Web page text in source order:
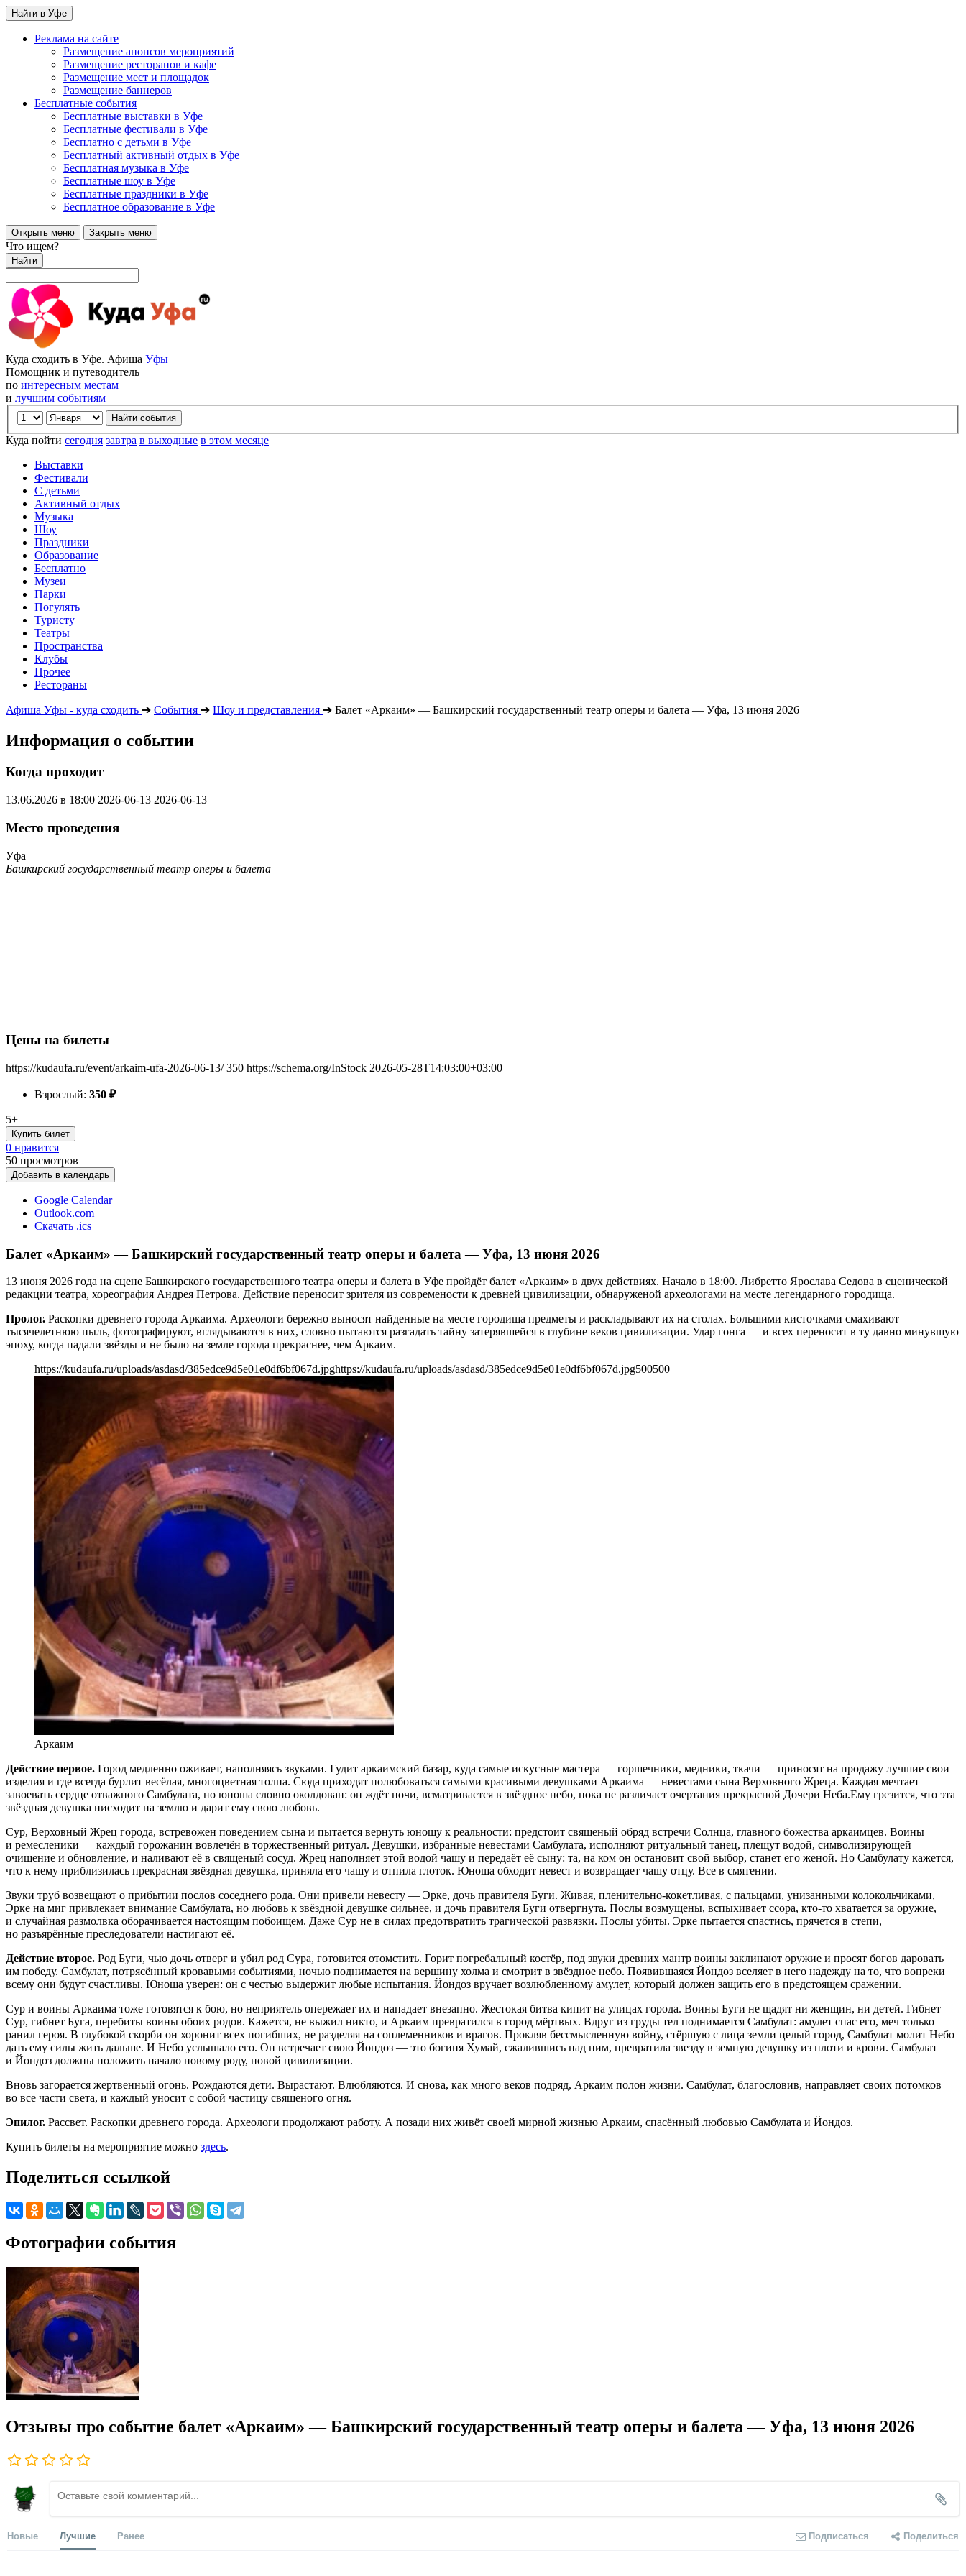
Найти в Уфе
Реклама на сайте
Размещение анонсов мероприятий
Размещение ресторанов и кафе
Размещение мест и площадок
Размещение баннеров
Бесплатные события
Бесплатные выставки в Уфе
Бесплатные фестивали в Уфе
Бесплатно с детьми в Уфе
Бесплатный активный отдых в Уфе
Бесплатная музыка в Уфе
Бесплатные шоу в Уфе
Бесплатные праздники в Уфе
Бесплатное образование в Уфе
Открыть меню Закрыть меню
Что ищем?
Найти
Куда сходить в Уфе. Афиша Уфы
Помощник и путеводитель
по интересным местам
и лучшим событиям
Куда пойти сегодня завтра в выходные в этом месяце
Выставки
Фестивали
С детьми
Активный отдых
Музыка
Шоу
Праздники
Образование
Бесплатно
Музеи
Парки
Погулять
Туристу
Театры
Пространства
Клубы
Прочее
Рестораны
Афиша Уфы - куда сходить ➔ События ➔ Шоу и представления ➔ Балет «Аркаим» — Башкирский государственный театр оперы и балета — Уфа, 13 июня 2026
Информация о событии
Когда проходит
13.06.2026 в 18:00 2026-06-13 2026-06-13
Место проведения
Уфа
Башкирский государственный театр оперы и балета
Цены на билеты
https://kudaufa.ru/event/arkaim-ufa-2026-06-13/ 350 https://schema.org/InStock 2026-05-28T14:03:00+03:00
Взрослый: 350 ₽
5+
Купить билет
0 нравится
50 просмотров
Добавить в календарь
Google Calendar
Outlook.com
Скачать .ics
Балет «Аркаим» — Башкирский государственный театр оперы и балета — Уфа, 13 июня 2026
13 июня 2026 года на сцене Башкирского государственного театра оперы и балета в Уфе пройдёт балет «Аркаим» в двух действиях. Начало в 18:00. Либретто Ярослава Седова в сценической
редакции театра, хореография Андрея Петрова. Действие переносит зрителя из современости к древней цивилизации, обнаруженой археологами на месте легендарного городища.
Пролог. Раскопки древнего города Аркаима. Археологи бережно выносят найденные на месте городища предметы и раскладывают их на столах. Большими кисточками смахивают
тысячелетнюю пыль, фотографируют, вглядываются в них, словно пытаются разгадать тайну затерявшейся в глубине веков цивилизации. Удар гонга — и всех переносит в ту давно минувшую
эпоху, когда падали звёзды и не было на земле города прекраснее, чем Аркаим.
https://kudaufa.ru/uploads/asdasd/385edce9d5e01e0df6bf067d.jpghttps://kudaufa.ru/uploads/asdasd/385edce9d5e01e0df6bf067d.jpg500500
Аркаим
Действие первое. Город медленно оживает, наполняясь звуками. Гудит аркаимский базар, куда самые искусные мастера — горшечники, медники, ткачи — приносят на продажу лучшие свои
изделия и где всегда бурлит весёлая, многоцветная толпа. Сюда приходят полюбоваться самыми красивыми девушками Аркаима — невестами сына Верховного Жреца. Каждая мечтает
завоевать сердце отважного Самбулата, но юноша словно околдован: он ждёт ночи, всматривается в звёздное небо, пока не различает очертания прекрасной Дочери Неба.Ему грезится, что эта
звёздная девушка нисходит на землю и дарит ему свою любовь.
Сур, Верховный Жрец города, встревожен поведением сына и пытается вернуть юношу к реальности: предстоит священый обряд встречи Солнца, главного божества аркаимцев. Воины
и ремесленики — каждый горожанин вовлечён в торжественный ритуал. Девушки, избранные невестами Самбулата, исполняют ритуальный танец, плещут водой, символизирующей
очищение и обновление, и наливают её в священый сосуд. Жрец наполняет этой водой чашу и передаёт её сыну: та, на ком он остановит свой выбор, станет его женой. Но Самбулату кажется,
что к нему приблизилась прекрасная звёздная девушка, приняла его чашу и отпила глоток. Юноша обходит невест и возвращает чашу отцу. Все в смятении.
Звуки труб возвещают о прибытии послов соседнего рода. Они привели невесту — Эрке, дочь правителя Буги. Живая, пленительно-кокетливая, с пальцами, унизанными колокольчиками,
Эрке на миг привлекает внимание Самбулата, но любовь к звёздной девушке сильнее, и дочь правителя Буги отвергнута. Послы возмущены, вспыхивает ссора, кто-то хватается за оружие,
и случайная размолвка оборачивается настоящим побоищем. Даже Сур не в силах предотвратить трагической развязки. Послы убиты. Эрке пытается спастись, прячется в степи,
но разъярённые преследователи настигают её.
Действие второе. Род Буги, чью дочь отверг и убил род Сура, готовится отомстить. Горит погребальный костёр, под звуки древних мантр воины заклинают оружие и просят богов даровать
им победу. Самбулат, потрясённый кровавыми событиями, ночью поднимается на вершину холма и смотрит в звёздное небо. Появившаяся Йондоз вселяет в него надежду на то, что вопреки
всему они будут счастливы. Юноша уверен: он с честью выдержит любые испытания. Йондоз вручает возлюбленному амулет, который должен защить его в предстоящем сражении.
Сур и воины Аркаима тоже готовятся к бою, но неприятель опережает их и нападает внезапно. Жестокая битва кипит на улицах города. Воины Буги не щадят ни женщин, ни детей. Гибнет
Сур, гибнет Буга, перебиты воины обоих родов. Кажется, не выжил никто, и Аркаим превратился в город мёртвых. Вдруг из груды тел поднимается Самбулат: амулет спас его, меч только
ранил героя. В глубокой скорби он хоронит всех погибших, не разделяя на соплеменников и врагов. Прокляв бессмысленную войну, стёршую с лица земли целый город, Самбулат молит Небо
дать ему силы жить дальше. И Небо услышало его. Он встречает свою Йондоз — это богиня Хумай, сжалившись над ним, превратила звезду в земную девушку из плоти и крови. Самбулат
и Йондоз должны положить начало новому роду, новой цивилизации.
Вновь загорается жертвенный огонь. Рождаются дети. Вырастают. Влюбляются. И снова, как много веков подряд, Аркаим полон жизни. Самбулат, благословив, направляет своих потомков
во все части света, и каждый уносит с собой частицу священого огня.
Эпилог. Рассвет. Раскопки древнего города. Археологи продолжают работу. А позади них живёт своей мирной жизнью Аркаим, спасённый любовью Самбулата и Йондоз.
Купить билеты на мероприятие можно здесь.
Поделиться ссылкой
Фотографии события
Отзывы про событие балет «Аркаим» — Башкирский государственный театр оперы и балета — Уфа, 13 июня 2026
Новые Лучшие Ранее Подписаться Поделиться